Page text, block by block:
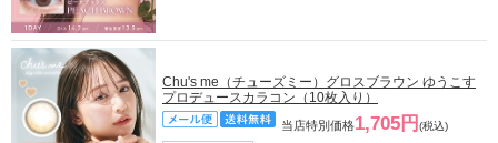
Chu's me（チューズミー）グロスブラウン ゆうこす
プロデュースカラコン（10枚入り）
当店特別価格1,705円 (税込)